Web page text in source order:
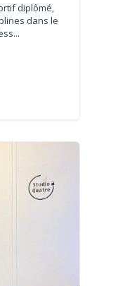
diplômé,
dans le